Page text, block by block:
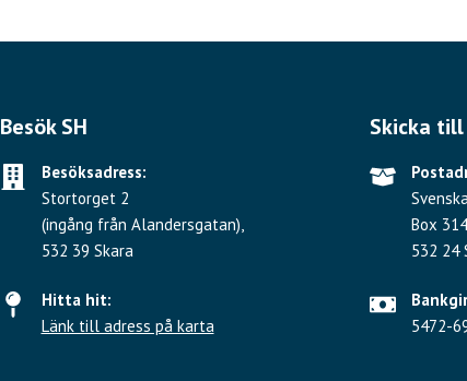
Besök SH
Besöksadress:
Stortorget 2
(ingång från Alandersgatan),
532 39 Skara
Hitta hit:
Länk till adress på karta
Skicka till
Box 314
532 24
5472-